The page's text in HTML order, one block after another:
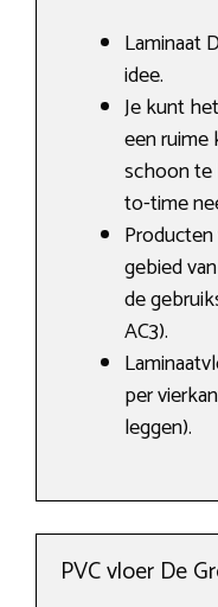
Laminaat
idee.
Je kunt
een ruime
schoon te
to-time
gebied
de
AC3).
per
leggen).
PVC vloer De